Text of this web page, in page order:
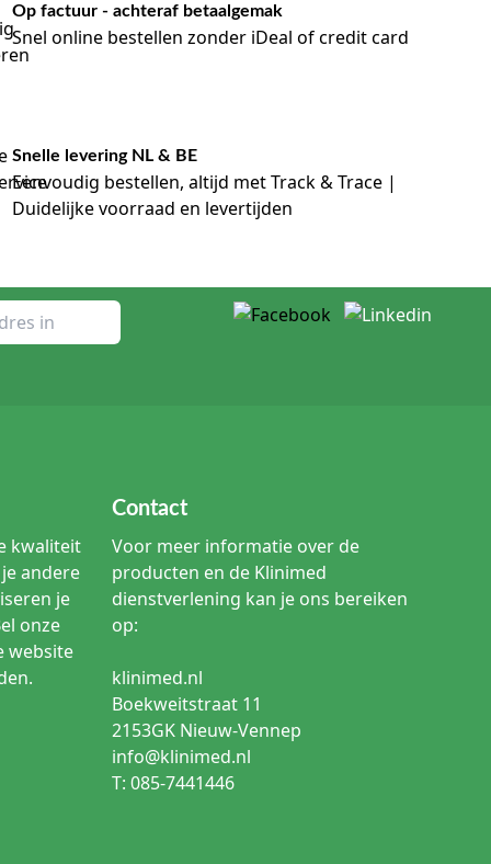
cm).
alcohol- of chloorbasis).
te behouden.
voor medisch meubilair.
geleverd.
of specialisme.
ruimten.
inwerking zonder uit te drogen of te barsten.
speciale lagers die bestand zijn tegen de hoge
neem contact op voor advies over wasbare
van het blad glijden tijdens transport. Voor
zonder de werkruimte te beperken.
wielen. Dit voorkomt de opbouw van statische
apparatuur wordt gewerkt.
Op factuur - achteraf betaalgemak
Snel online bestellen zonder iDeal of credit card
Snelle levering NL & BE
Eenvoudig bestellen, altijd met Track & Trace |
Duidelijke voorraad en levertijden
kwaliteit
andere
je
onze
website
Contact
Voor meer informatie over de
producten en de Klinimed
dienstverlening kan je ons bereiken
op:
klinimed.nl
Boekweitstraat 11
2153GK Nieuw-Vennep
info@klinimed.nl
T: 085-7441446